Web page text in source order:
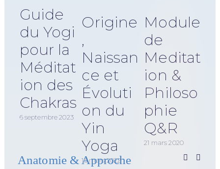
Anatomie & Approche
Guide
du Yogi
pour la
Méditat
ion des
Chakras
6 septembre 2023
Origine
,
Naissan
ce et
Évoluti
on du
Yin
Yoga
13 mars 2022
Module
de
Meditat
ion &
Philoso
phie
Q&R
21 mars 2020